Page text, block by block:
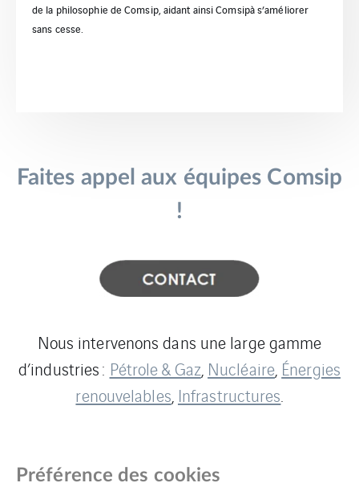
de la philosophie de Comsip, aidant ainsi Comsipà s’améliorer
sans cesse.
Faites appel aux équipes Comsip
!
Nous intervenons dans une large gamme
d’industries : Pétrole & Gaz, Nucléaire, Énergies
renouvelables, Infrastructures.
Préférence des cookies